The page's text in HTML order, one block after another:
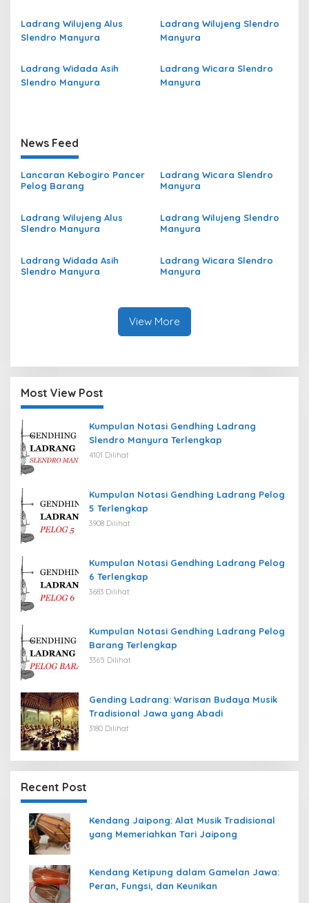
Ladrang Wilujeng Alus
Slendro Manyura
Ladrang Wilujeng Slendro
Manyura
Ladrang Widada Asih
Slendro Manyura
Ladrang Wicara Slendro
Manyura
News Feed
Lancaran Kebogiro Pancer
Pelog Barang
Ladrang Wicara Slendro
Manyura
Ladrang Wilujeng Alus
Slendro Manyura
Ladrang Wilujeng Slendro
Manyura
Ladrang Widada Asih
Slendro Manyura
Ladrang Wicara Slendro
Manyura
View More
Most View Post
Kumpulan Notasi Gendhing Ladrang
Slendro Manyura Terlengkap
4101 Dilihat
Kumpulan Notasi Gendhing Ladrang Pelog
5 Terlengkap
3908 Dilihat
Kumpulan Notasi Gendhing Ladrang Pelog
6 Terlengkap
3683 Dilihat
Kumpulan Notasi Gendhing Ladrang Pelog
Barang Terlengkap
3365 Dilihat
Gending Ladrang: Warisan Budaya Musik
Tradisional Jawa yang Abadi
3180 Dilihat
Recent Post
Kendang Jaipong: Alat Musik Tradisional
yang Memeriahkan Tari Jaipong
Kendang Ketipung dalam Gamelan Jawa:
Peran, Fungsi, dan Keunikan